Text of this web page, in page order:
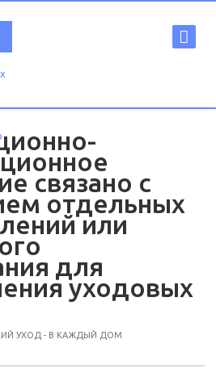
связано с
отдельных
или
для
уходовых
УХОД - В КАЖДЫЙ ДОМ